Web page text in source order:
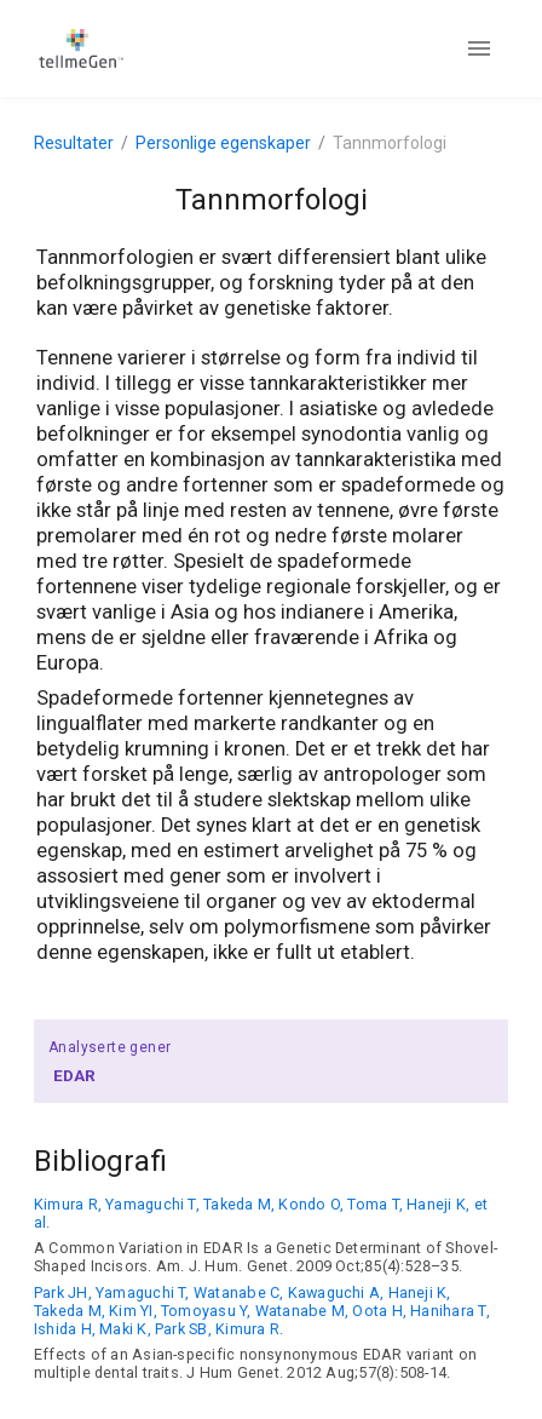
Resultater Personlige egenskaper Tannmorfologi
Tannmorfologi
Tannmorfologien er svært differensiert blant ulike
befolkningsgrupper, og forskning tyder på at den
kan være påvirket av genetiske faktorer.
Tennene varierer i størrelse og form fra individ til
individ. I tillegg er visse tannkarakteristikker mer
vanlige i visse populasjoner. I asiatiske og avledede
befolkninger er for eksempel synodontia vanlig og
omfatter en kombinasjon av tannkarakteristika med
første og andre fortenner som er spadeformede og
ikke står på linje med resten av tennene, øvre første
premolarer med én rot og nedre første molarer
med tre røtter. Spesielt de spadeformede
fortennene viser tydelige regionale forskjeller, og er
svært vanlige i Asia og hos indianere i Amerika,
mens de er sjeldne eller fraværende i Afrika og
Europa.
Spadeformede fortenner kjennetegnes av
lingualflater med markerte randkanter og en
betydelig krumning i kronen. Det er et trekk det har
vært forsket på lenge, særlig av antropologer som
har brukt det til å studere slektskap mellom ulike
populasjoner. Det synes klart at det er en genetisk
egenskap, med en estimert arvelighet på 75 % og
assosiert med gener som er involvert i
utviklingsveiene til organer og vev av ektodermal
opprinnelse, selv om polymorfismene som påvirker
denne egenskapen, ikke er fullt ut etablert.
Analyserte gener
EDAR
Bibliografi
Kimura R, Yamaguchi T, Takeda M, Kondo O, Toma T, Haneji K, et
al.
A Common Variation in EDAR Is a Genetic Determinant of Shovel-
Shaped Incisors. Am. J. Hum. Genet. 2009 Oct;85(4):528–35.
Park JH, Yamaguchi T, Watanabe C, Kawaguchi A, Haneji K,
Takeda M, Kim YI, Tomoyasu Y, Watanabe M, Oota H, Hanihara T,
Ishida H, Maki K, Park SB, Kimura R.
Effects of an Asian-specific nonsynonymous EDAR variant on
multiple dental traits. J Hum Genet. 2012 Aug;57(8):508-14.